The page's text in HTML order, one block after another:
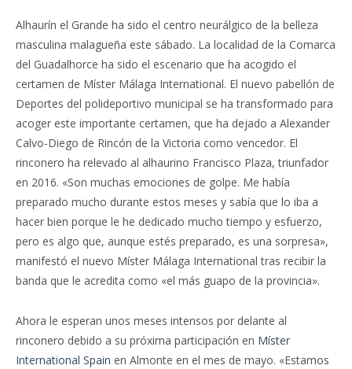
Alhaurín el Grande ha sido el centro neurálgico de la belleza
masculina malagueña este sábado. La localidad de la Comarca
del Guadalhorce ha sido el escenario que ha acogido el
certamen de Míster Málaga International. El nuevo pabellón de
Deportes del polideportivo municipal se ha transformado para
acoger este importante certamen, que ha dejado a Alexander
Calvo-Diego de Rincón de la Victoria como vencedor. El
rinconero ha relevado al alhaurino Francisco Plaza, triunfador
en 2016. «Son muchas emociones de golpe. Me había
preparado mucho durante estos meses y sabía que lo iba a
hacer bien porque le he dedicado mucho tiempo y esfuerzo,
pero es algo que, aunque estés preparado, es una sorpresa»,
manifestó el nuevo Míster Málaga International tras recibir la
banda que le acredita como «el más guapo de la provincia».
Ahora le esperan unos meses intensos por delante al
rinconero debido a su próxima participación en Míster
International Spain en Almonte en el mes de mayo. «Estamos